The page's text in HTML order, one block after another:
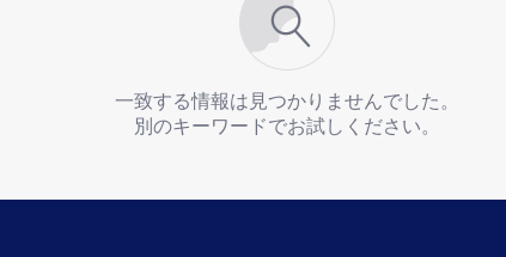
一致する情報は見つかりませんでした。
別のキーワードでお試しください。